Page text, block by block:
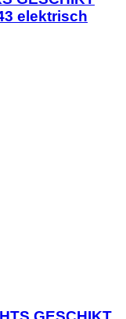
elektrisch